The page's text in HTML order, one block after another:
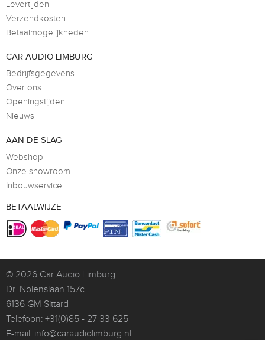
Levertijden
Verzendkosten
Betaalmogelijkheden
CAR AUDIO LIMBURG
Bedrijfsgegevens
Over ons
Openingstijden
Nieuws
AAN DE SLAG
Webshop
Onze showroom
Inbouwservice
BETAALWIJZE
© 2026 Car Audio Limburg
Dr. Nolenslaan 157c
6136 GM Sittard
Telefoon: +31(0)85 - 27 33 625
E-mail: info@caraudiolimburg.nl